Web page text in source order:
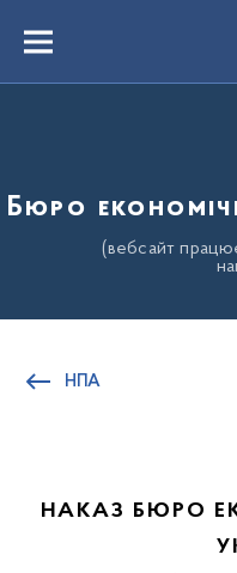
вмістуMenu
Бюро
(вебсайт
НПА
НАКАЗ БЮРО